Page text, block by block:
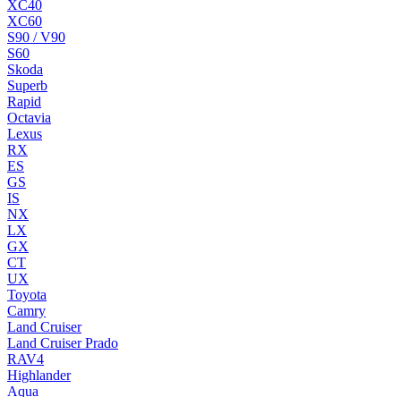
XC40
XC60
S90 / V90
S60
Skoda
Superb
Rapid
Octavia
Lexus
RX
ES
GS
IS
NX
LX
GX
CT
UX
Toyota
Camry
Land Cruiser
Land Cruiser Prado
RAV4
Highlander
Aqua